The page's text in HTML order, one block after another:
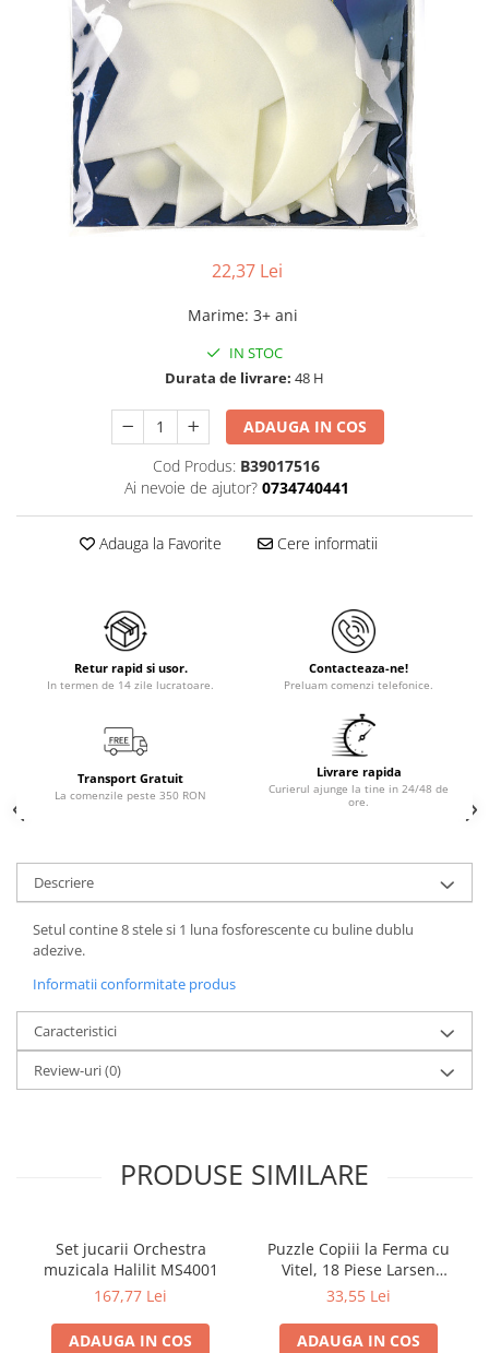
22,37 Lei
Marime: 3+ ani
IN STOC
Durata de livrare: 48 H
ADAUGA IN COS
Cod Produs: B39017516
Ai nevoie de ajutor? 0734740441
Adauga la Favorite Cere informatii
Retur rapid si usor.
In termen de 14 zile lucratoare.
Contacteaza-ne!
Preluam comenzi telefonice.
Transport Gratuit
La comenzile peste 350 RON
Livrare rapida
Curierul ajunge la tine in 24/48 de
ore.
Descriere
Setul contine 8 stele si 1 luna fosforescente cu buline dublu
adezive.
Informatii conformitate produs
Caracteristici
Review-uri(0)
PRODUSE SIMILARE
Set jucarii Orchestra
muzicala Halilit MS4001
167,77 Lei
ADAUGA IN COS
Puzzle Copiii la Ferma cu
Vitel, 18 Piese Larsen
LRBM6
33,55 Lei
ADAUGA IN COS